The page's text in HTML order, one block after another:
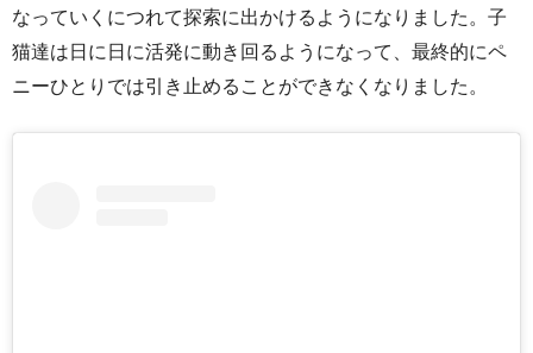
なっていくにつれて探索に出かけるようになりました。子
猫達は日に日に活発に動き回るようになって、最終的にペ
ニーひとりでは引き止めることができなくなりました。